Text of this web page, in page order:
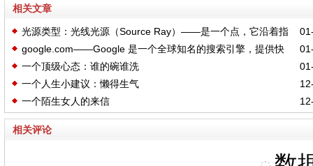
相关文章
光源类型：光线光源（Source Ray）——是一个点，它沿着指
定的方向余弦发射光线
google.com——Google 是一个全球知名的搜索引擎，提供快
速、精准的网络信息搜索服务
一个顶级心态：谁的碗谁洗
一个人生小建议：懒得生气
一个陌生女人的来信
相关评论